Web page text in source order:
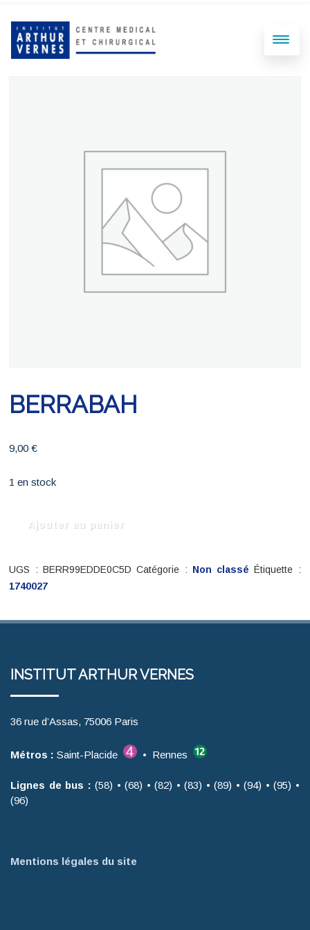
BERRABAH
9,00€
1 en stock
Ajouter au panier
UGS : BERR99EDDE0C5D Catégorie : Non classé Étiquette :
1740027
INSTITUT ARTHUR VERNES
36 rue d’Assas, 75006 Paris
Métros : Saint-Placide • Rennes
Lignes de bus : (58) • (68) • (82) • (83) • (89) • (94) • (95) •
(96)
Mentions légales du site